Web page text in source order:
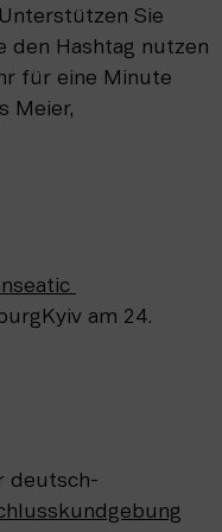
Sie
den Hashtag nutzen
für eine Minute
Meier,
am 24.
deutsch-